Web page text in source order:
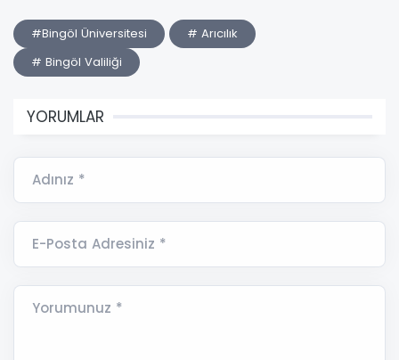
#Bingöl Üniversitesi
# Arıcılık
# Bingöl Valiliği
YORUMLAR
Adınız *
E-Posta Adresiniz *
Yorumunuz *